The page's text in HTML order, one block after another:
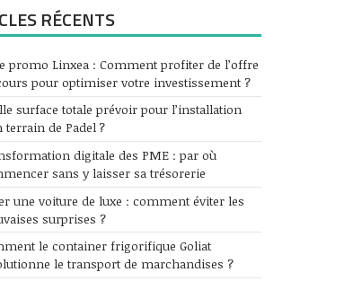
RÉCENTS
promo Linxea : Comment profiter de l’offre
pour optimiser votre investissement ?
surface totale prévoir pour l’installation
terrain de Padel ?
digitale des PME : par où
sans y laisser sa trésorerie
une voiture de luxe : comment éviter les
surprises ?
le container frigorifique Goliat
le transport de marchandises ?